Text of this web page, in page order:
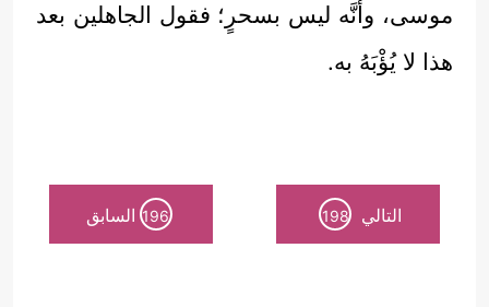
موسى، وأنَّه ليس بسحرٍ؛ فقول الجاهلين بعد
هذا لا يُؤْبَهُ به.
التالي 198
196 السابق